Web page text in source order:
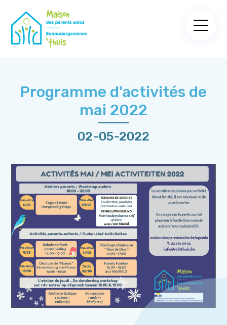
Programme d'activités de
mai 2022
02-05-2022